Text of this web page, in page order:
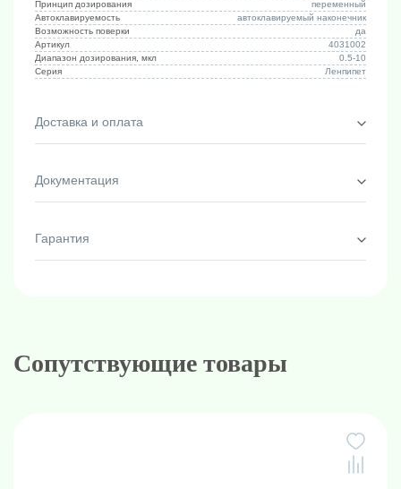
Принцип дозирования
переменный
Автоклавируемость
автоклавируемый наконечник
Возможность поверки
да
Артикул
4031002
Диапазон дозирования, мкл
0.5-10
Серия
Ленпипет
Доставка и оплата
Документация
Гарантия
Сопутствующие товары